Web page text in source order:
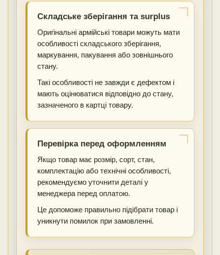
Складське зберігання та surplus
Оригінальні армійські товари можуть мати
особливості складського зберігання,
маркування, пакування або зовнішнього
стану.
Такі особливості не завжди є дефектом і
мають оцінюватися відповідно до стану,
зазначеного в картці товару.
Перевірка перед оформленням
Якщо товар має розмір, сорт, стан,
комплектацію або технічні особливості,
рекомендуємо уточнити деталі у
менеджера перед оплатою.
Це допоможе правильно підібрати товар і
уникнути помилок при замовленні.